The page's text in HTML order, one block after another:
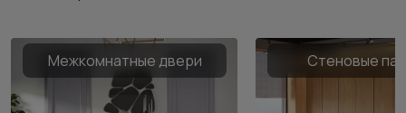
Межкомнатные двери Стеновые